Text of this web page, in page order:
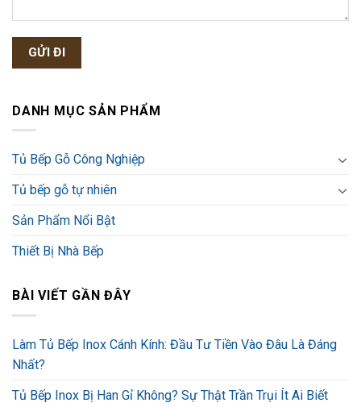
DANH MỤC SẢN PHẨM
Tủ Bếp Gỗ Công Nghiệp
Tủ bếp gỗ tự nhiên
Sản Phẩm Nổi Bật
Thiết Bị Nhà Bếp
BÀI VIẾT GẦN ĐÂY
Làm Tủ Bếp Inox Cánh Kính: Đầu Tư Tiền Vào Đâu Là Đáng
Nhất?
Tủ Bếp Inox Bị Han Gỉ Không? Sự Thật Trần Trụi Ít Ai Biết